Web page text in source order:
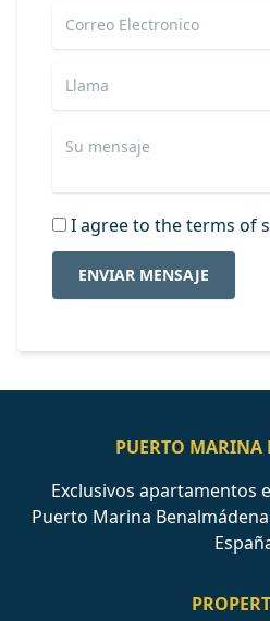
I agree to the terms of
ENVIAR MENSAJE
PUERTO MARINA
Exclusivos apartamentos
Puerto Marina